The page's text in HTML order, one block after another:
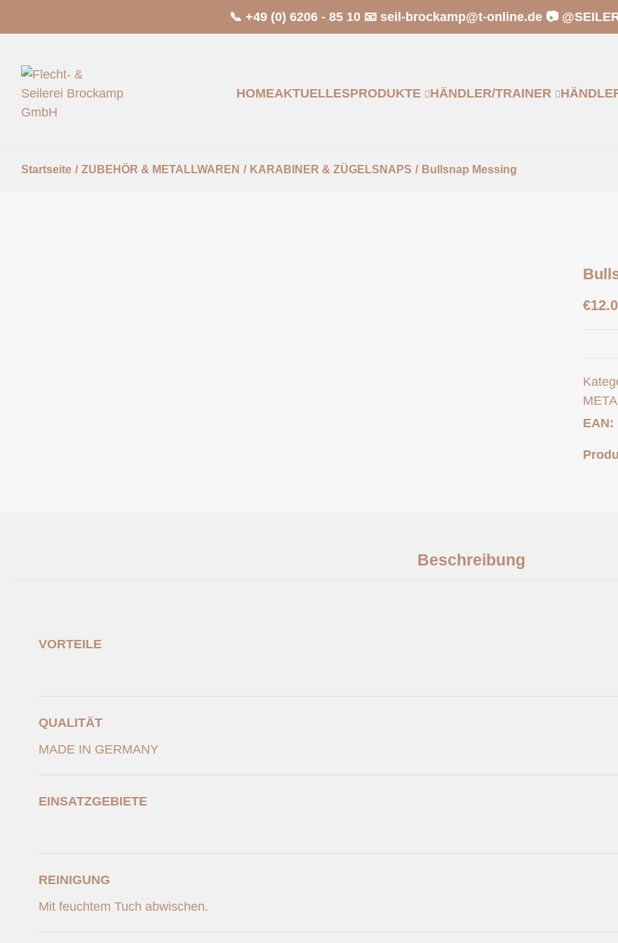
📞 +49 (0) 6206 - 85 10 📧 seil-brockamp@t-online.de 📷
HOMEAKTUELLESPRODUKTE HÄNDLER/TRAINER
Startseite / ZUBEHÖR & METALLWAREN / KARABINER & ZÜGELSNAPS / Bullsnap Messing
€
EAN:
Beschreibung
VORTEILE
QUALITÄT
MADE IN GERMANY
EINSATZGEBIETE
REINIGUNG
Mit feuchtem Tuch abwischen.